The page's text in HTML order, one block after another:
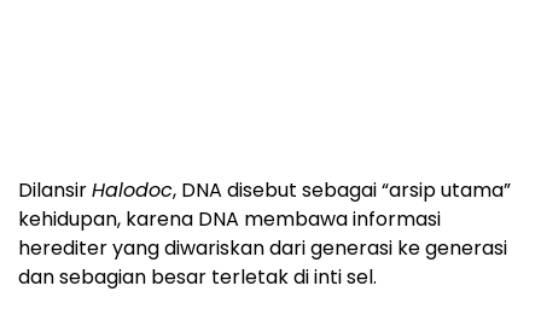
DilansirHalodoc, DNA disebut sebagai “arsip utama”
kehidupan, karena DNA membawa informasi
herediter yang diwariskan dari generasi ke generasi
dan sebagian besar terletak di inti sel.